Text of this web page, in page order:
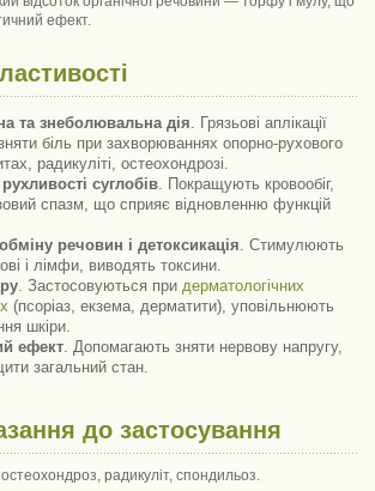
ефект.
та знеболювальна дія. Грязьові аплікації
біль при захворюваннях опорно-рухового
радикуліті, остеохондрозі.
суглобів. Покращують кровообіг,
спазм, що сприяє відновленню функцій
речовин і детоксикація. Стимулюють
і лімфи, виводять токсини.
. Застосовуються при дерматологічних
(псоріаз, екзема, дерматити), уповільнюють
шкіри.
ефект. Допомагають зняти нервову напругу,
загальний стан.
до застосування
радикуліт, спондильоз.